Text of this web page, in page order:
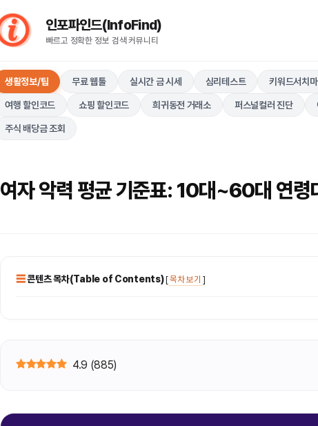
인포파인드(InfoFind)​​​​
빠르고 정확한 정보 검색 커뮤니티
생활정보/팁 무료 웹툴 실시간 금 시세 심리테스트 키워드서치
여행 할인코드 쇼핑 할인코드 희귀동전 거래소 퍼스널컬러 진단
주식 배당금 조회
여자 악력 평균 기준표: 10대~60대 연령
콘텐츠 목차(Table of Contents)[목차 보기 ]
4.9 (885)